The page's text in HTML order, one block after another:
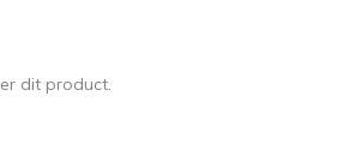
dit product.